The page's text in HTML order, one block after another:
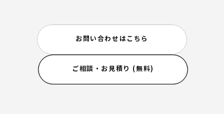
お問い合わせはこちら
ご相談・お見積り (無料)